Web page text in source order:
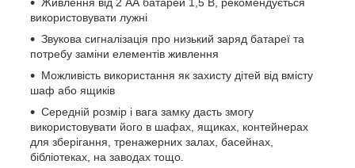
використовувати лужні
Звукова сигналізація про низький заряд батареї та
потребу заміни елементів живлення
Можливість використання як захисту дітей від вмісту
шаф або ящиків
Середній розмір і вага замку дасть змогу
використовувати його в шафах, ящиках, контейнерах
для зберігання, тренажерних залах, басейнах,
бібліотеках, на заводах тощо.